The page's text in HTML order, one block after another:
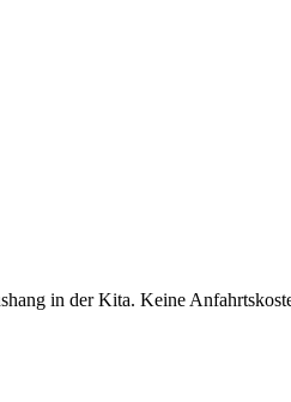
in der Kita. Keine